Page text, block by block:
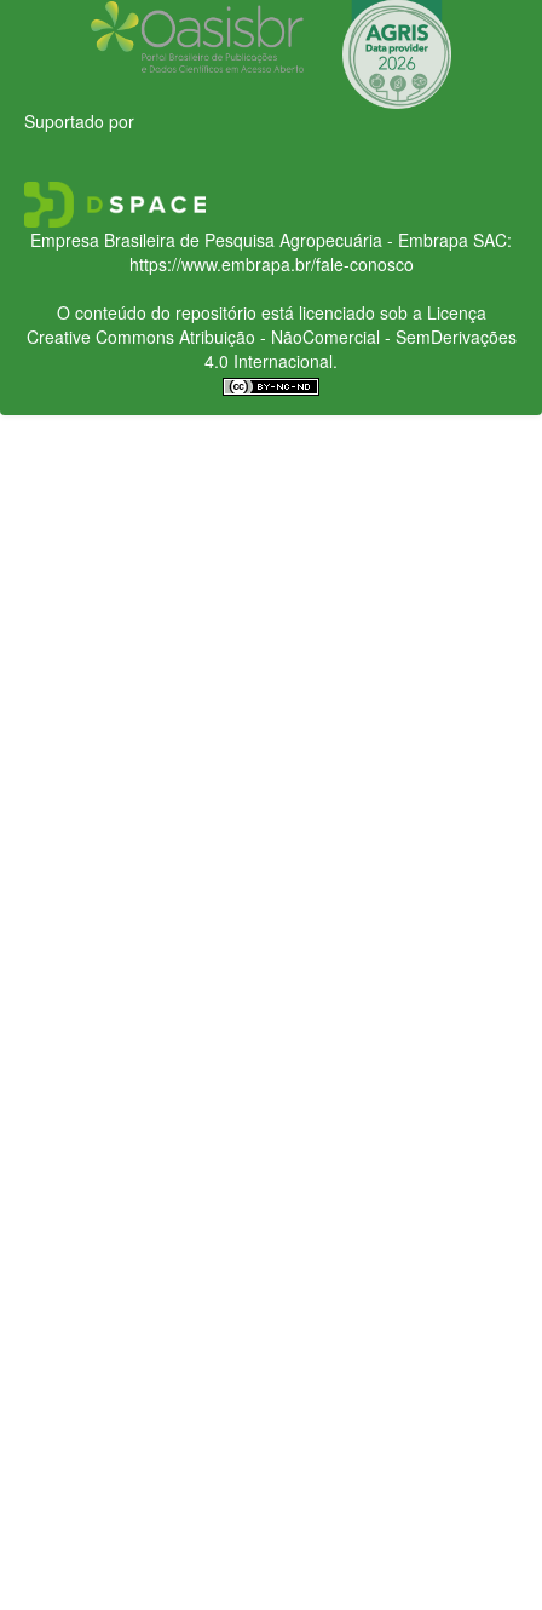
Suportado por
Empresa Brasileira de Pesquisa Agropecuária - Embrapa SAC:
https://www.embrapa.br/fale-conosco
O conteúdo do repositório está licenciado sob a Licença
Creative CommonsAtribuição - NãoComercial - SemDerivações
4.0 Internacional.